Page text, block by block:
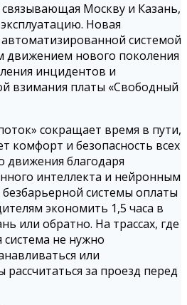
связывающая Москву и Казань,
Новая
системой
нового поколения
инцидентов и
взимания платы «Свободный
сокращает время в пути,
комфорт и безопасность всех
движения благодаря
интеллекта и нейронным
системы оплаты
экономить 1,5 часа в
или обратно. На трассах, где
система не нужно
или
за проезд перед